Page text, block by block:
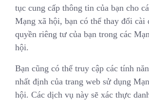
tục cung cấp thông tin của bạn cho
Mạng xã hội, bạn có thể thay đổi cài
quyền riêng tư của bạn trong các
hội.
Bạn cũng có thể truy cập các tính
nhất định của trang web sử dụng
hội. Các dịch vụ này sẽ xác thực